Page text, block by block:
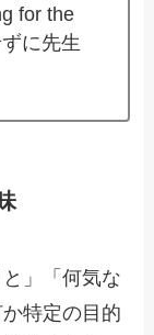
for the
に先生
」「何気な
特定の目的